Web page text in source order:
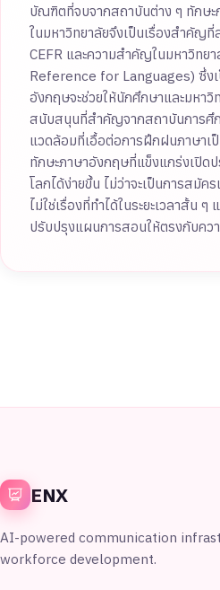
บัณฑิตที่จบจากสถาบันต่าง ๆ ทักษะ
ในมหาวิทยาลัยจึงเป็นเรื่องสำคัญ
CEFR และความสำคัญในมหาวิทย
Reference for Languages) ซึ่งเ
อังกฤษจะช่วยให้นักศึกษาและมหา
สนับสนุนที่สำคัญจากสถาบันการศึ
แวดล้อมที่เอื้อต่อการฝึกฝนภาษาเ
ทักษะภาษาอังกฤษที่แข็งแกร่งเปิด
โลกได้ง่ายขึ้น ไม่ว่าจะเป็นการสมั
ไม่ใช่เรื่องที่ทำได้ในระยะเวลาสั้น
ปรับปรุงแผนการสอนให้ตรงกับคว
ENX
AI-powered communication
workforce development.